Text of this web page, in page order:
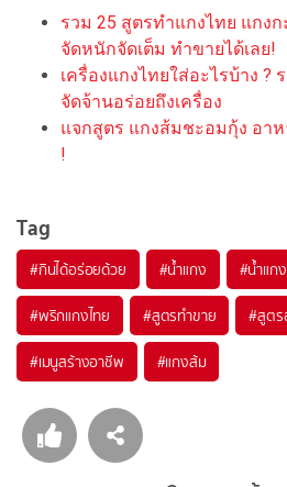
รวม 25 สูตรทำแกงไทย แกง
จัดหนักจัดเต็ม ทำขายได้เลย!
เครื่องแกงไทยใส่อะไรบ้าง ?
จัดจ้านอร่อยถึงเครื่อง
แจกสูตร แกงส้มชะอมกุ้ง อา
!
Tag
#กินได้อร่อยด้วย #น้ำแกง #น้ำแก
#พริกแกงไทย #สูตรทำขาย #สูตร
#เมนูสร้างอาชีพ #แกงส้ม